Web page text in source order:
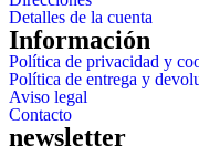
Detalles de la cuenta
Información
Política de privacidad y
Política de entrega y
Aviso legal
Contacto
newsletter